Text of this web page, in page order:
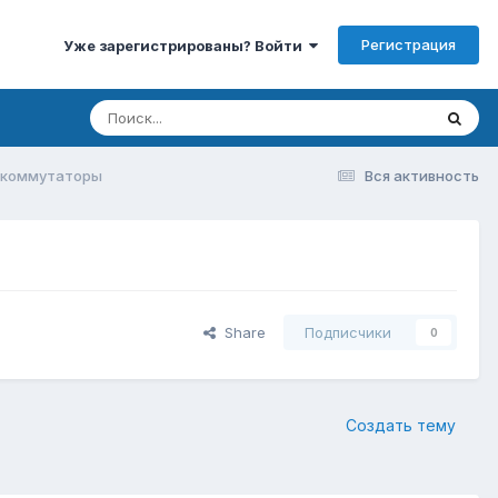
Уже зарегистрированы? Войти Регистрация
Вся активность
Share Подписчики 0
Создать тему